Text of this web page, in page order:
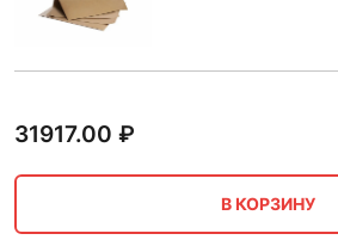
31917.00 ₽
В КОРЗИНУ